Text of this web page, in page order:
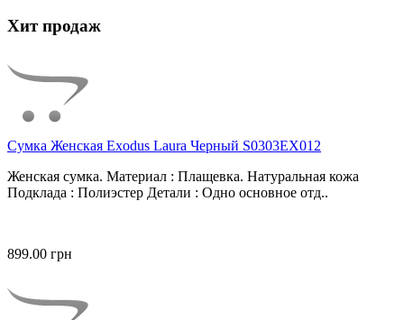
Хит продаж
Сумка Женская Exodus Laura Черный S0303EX012
Женская сумка. Материал : Плащевка. Натуральная кожа
Подклада : Полиэстер Детали : Одно основное отд..
899.00 грн